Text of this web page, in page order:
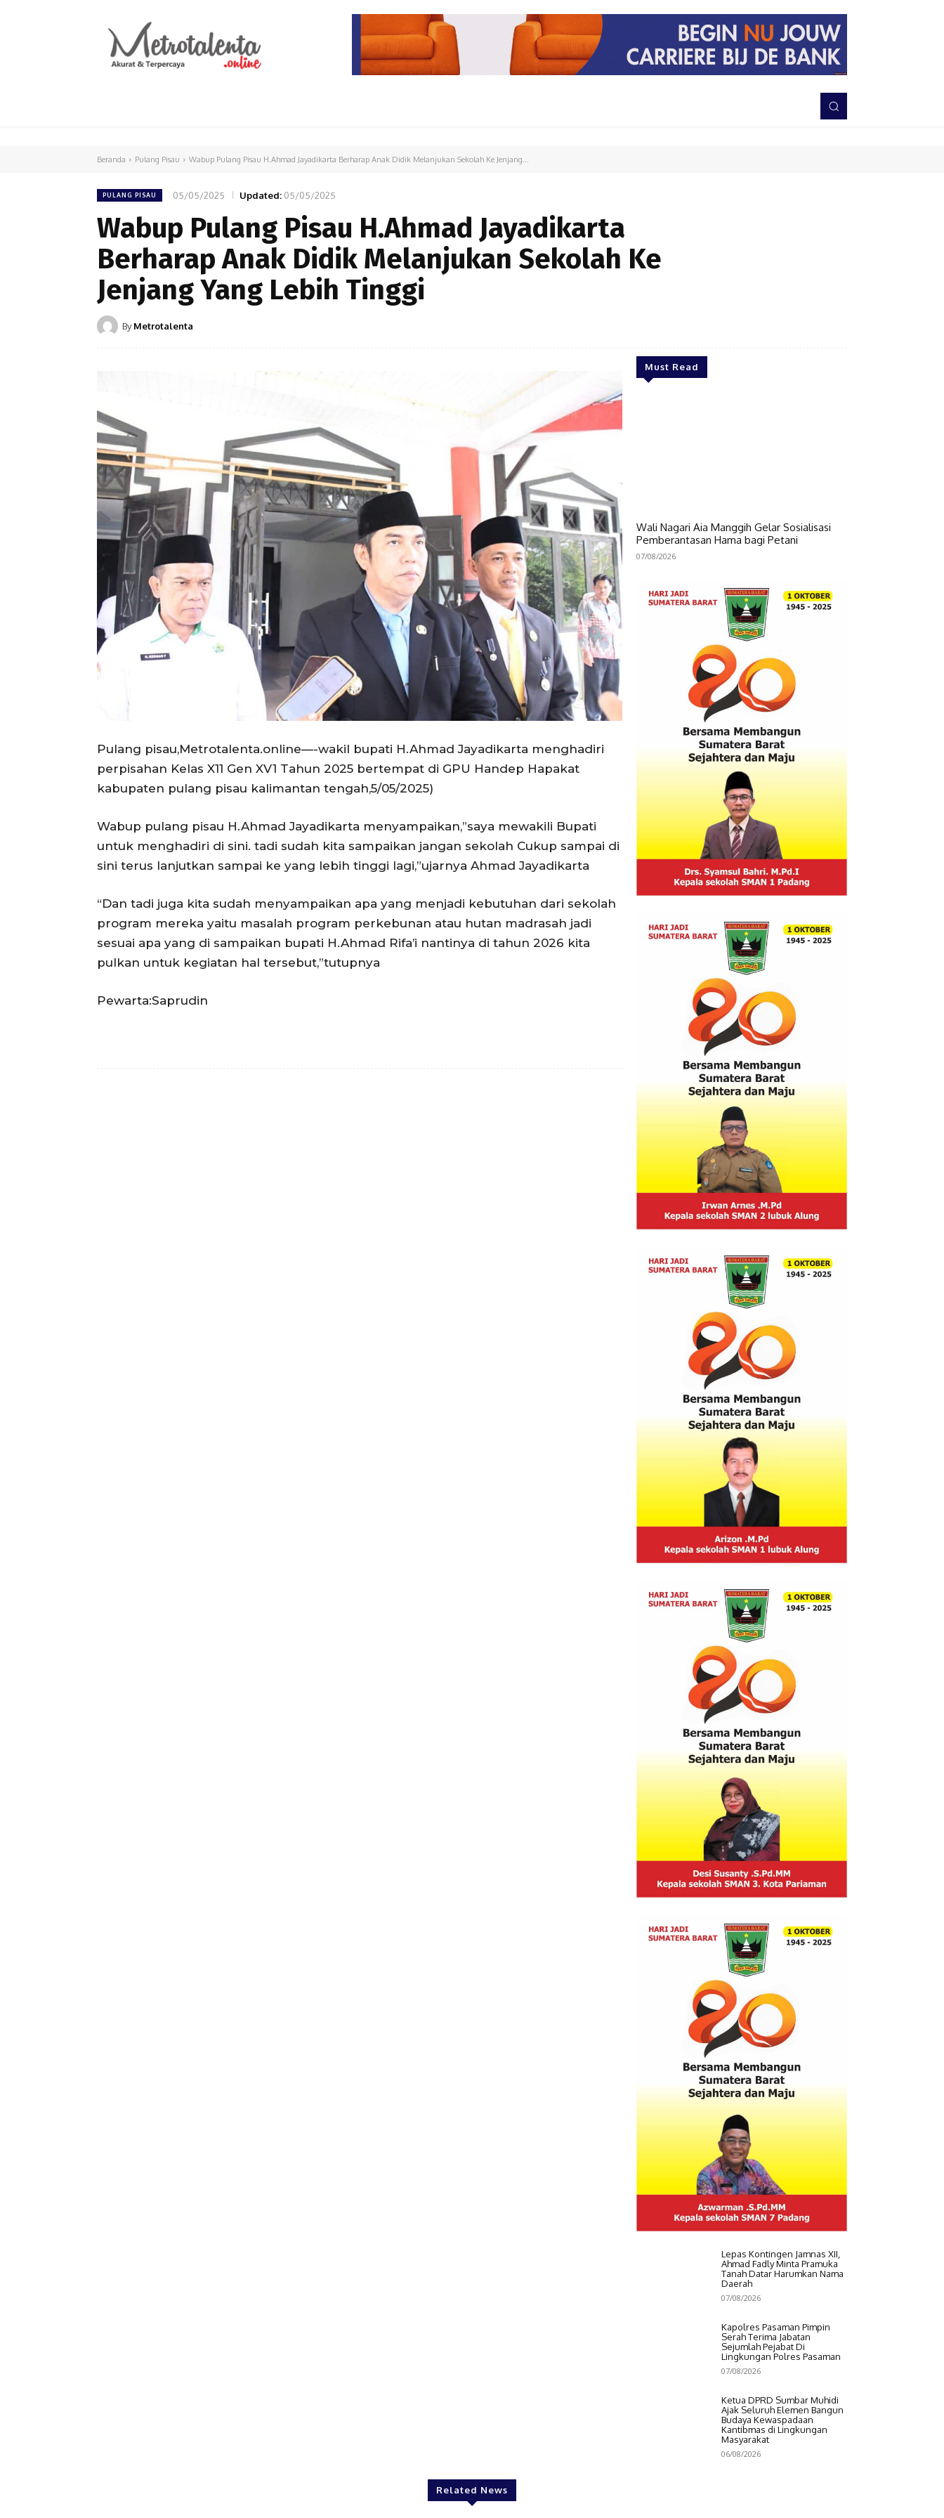
TNI-POLRI
Beranda Pulang Pisau Wabup Pulang Pisau H.Ahmad Jayadikarta Berharap Anak Didik Melanjukan Sekolah Ke Jenjang...
PULANG PISAU 05/05/2025 Updated: 05/05/2025
Wabup Pulang Pisau H.Ahmad Jayadikarta
Berharap Anak Didik Melanjukan Sekolah Ke
Jenjang Yang Lebih Tinggi
By Metrotalenta
Pulang pisau,Metrotalenta.online—-wakil bupati H.Ahmad Jayadikarta menghadiri
perpisahan Kelas X11 Gen XV1 Tahun 2025 bertempat di GPU Handep Hapakat
kabupaten pulang pisau kalimantan tengah,5/05/2025)
Wabup pulang pisau H.Ahmad Jayadikarta menyampaikan,”saya mewakili Bupati
untuk menghadiri di sini. tadi sudah kita sampaikan jangan sekolah Cukup sampai di
sini terus lanjutkan sampai ke yang lebih tinggi lagi,”ujarnya Ahmad Jayadikarta
“Dan tadi juga kita sudah menyampaikan apa yang menjadi kebutuhan dari sekolah
program mereka yaitu masalah program perkebunan atau hutan madrasah jadi
sesuai apa yang di sampaikan bupati H.Ahmad Rifa’i nantinya di tahun 2026 kita
pulkan untuk kegiatan hal tersebut,”tutupnya
Pewarta:Saprudin
Must Read
Wali Nagari Aia Manggih Gelar Sosialisasi
Pemberantasan Hama bagi Petani
07/08/2026
Lepas Kontingen Jamnas XII,
Ahmad Fadly Minta Pramuka
Tanah Datar Harumkan Nama
Daerah
07/08/2026
Kapolres Pasaman Pimpin
Serah Terima Jabatan
Sejumlah Pejabat Di
Lingkungan Polres Pasaman
07/08/2026
Ketua DPRD Sumbar Muhidi
Ajak Seluruh Elemen Bangun
Budaya Kewaspadaan
Kantibmas di Lingkungan
Masyarakat
06/08/2026
Related News